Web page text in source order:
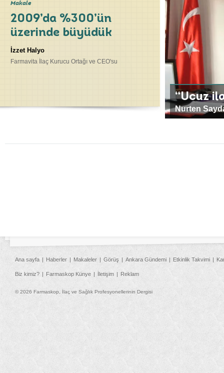
Makale
2009’da %300’ün
üzerinde büyüdük
İzzet Halyo
Farmavita İlaç Kurucu Ortağı ve CEO'su
“Ucuz
Nurten
Ana sayfa Haberler Makaleler Görüş Ankara Gündemi Etkinlik Takvimi
Biz kimiz? Farmaskop Künye İletişim Reklam
© 2026 Farmaskop, İlaç ve Sağlık Profesyonellerinin Dergisi